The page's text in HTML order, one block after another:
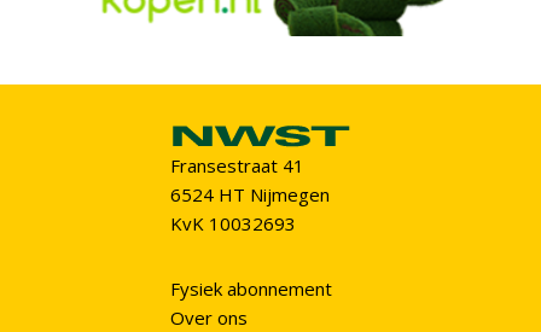
Fransestraat 41
6524 HT Nijmegen
KvK 10032693
Fysiek abonnement
Over ons